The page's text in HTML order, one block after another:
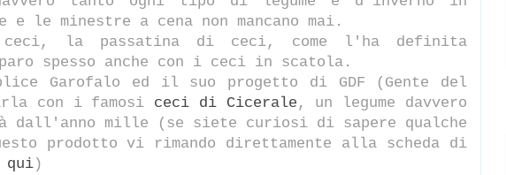
le minestre a cena non mancano mai.
ceci, la passatina di ceci, come l'ha definita
spesso anche con i ceci in scatola.
Garofalo ed il suo progetto di GDF (Gente del
con i famosi ceci di Cicerale , un legume davvero
dall'anno mille (se siete curiosi di sapere qualche
prodotto vi rimando direttamente alla scheda di
qui )